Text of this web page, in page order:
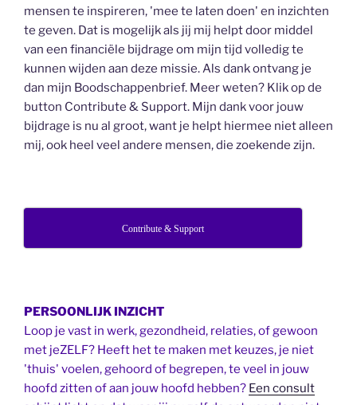
mensen te inspireren, 'mee te laten doen' en inzichten
te geven. Dat is mogelijk als jij mij helpt door middel
van een financiële bijdrage om mijn tijd volledig te
kunnen wijden aan deze missie. Als dank ontvang je
dan mijn Boodschappenbrief. Meer weten? Klik op de
button Contribute & Support. Mijn dank voor jouw
bijdrage is nu al groot, want je helpt hiermee niet alleen
mij, ook heel veel andere mensen, die zoekende zijn.
Contribute & Support
PERSOONLIJK INZICHT
Loop je vast in werk, gezondheid, relaties, of gewoon
met jeZELF? Heeft het te maken met keuzes, je niet
'thuis' voelen, gehoord of begrepen, te veel in jouw
hoofd zitten of aan jouw hoofd hebben? Een consult